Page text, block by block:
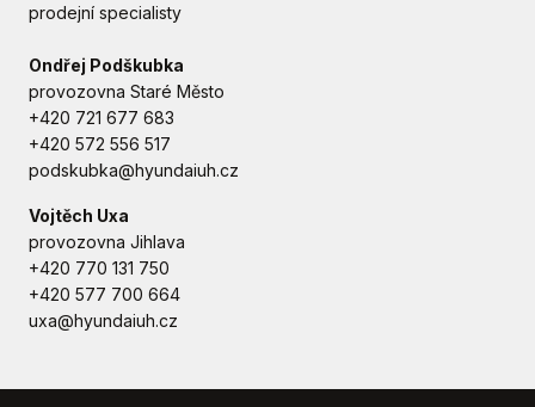
prodejní specialisty
Ondřej Podškubka
provozovna Staré Město
+420 721 677 683
+420 572 556 517
podskubka@hyundaiuh.cz
Vojtěch Uxa
provozovna Jihlava
+420 770 131 750
+420 577 700 664
uxa@hyundaiuh.cz